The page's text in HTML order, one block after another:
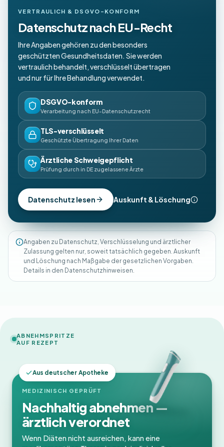
VERTRAULICH & DSGVO-KONFORM
Datenschutz nach EU-Recht
Ihre Angaben gehören zu den besonders
geschützten Gesundheitsdaten. Sie werden
vertraulich behandelt, verschlüsselt übertragen
und nur für Ihre Behandlung verwendet.
DSGVO-konform
Verarbeitung nach EU-Datenschutzrecht
TLS-verschlüsselt
Geschützte Übertragung Ihrer Daten
Ärztliche Schweigepflicht
Prüfung durch in DE zugelassene Ärzte
Datenschutz lesen Auskunft & Löschung
Angaben zu Datenschutz, Verschlüsselung und ärztlicher
Zulassung gelten nur, soweit tatsächlich gegeben. Auskunft
und Löschung nach Maßgabe der gesetzlichen Vorgaben.
Details in den Datenschutzhinweisen.
ABNEHMSPRITZE
AUF REZEPT
Aus deutscher Apotheke
MEDIZINISCH GEPRÜFT
Nachhaltig abnehmen —
ärztlich verordnet
Wenn Diäten nicht ausreichen, kann eine